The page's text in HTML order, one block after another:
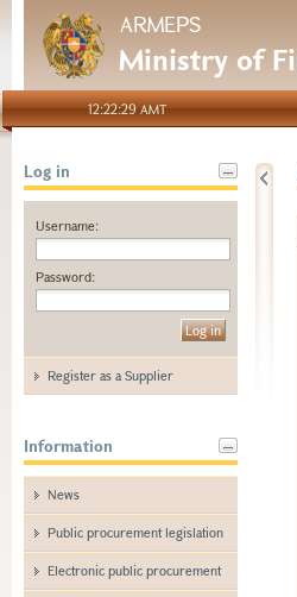
ARMEPS
Ministry of
12:22:29 AMT
Log in
Username:
Password:
Register as a Supplier
Information
News
Public procurement legislation
Electronic public procurement